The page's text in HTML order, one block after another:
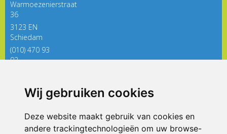
Wij gebruiken cookies
Deze website maakt gebruik van cookies en
andere trackingtechnologieën om uw browse-
Warmoezenierstraat
36
3123 EN
Schiedam
(010) 470 93
92
ONDERDEEL VAN